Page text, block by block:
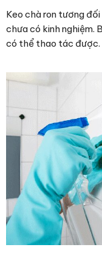
Keo chà ron tương
chưa có kinh nghiệm.
có thể thao tác được.